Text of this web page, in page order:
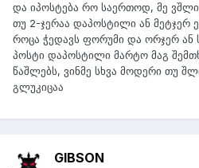
და იპოსტება რო საერთოდ, მე
თუ 2-ჯერაა დაპოსტილი ან მეტჯერ
როცა ჭედავს ფორუმი და ორჯერ ან
პოსტი დაპოსტილი მარტო მაგ
წაშლებს, ვინმე სხვა მოდერი თუ
გლუკიცაა
GIBSON